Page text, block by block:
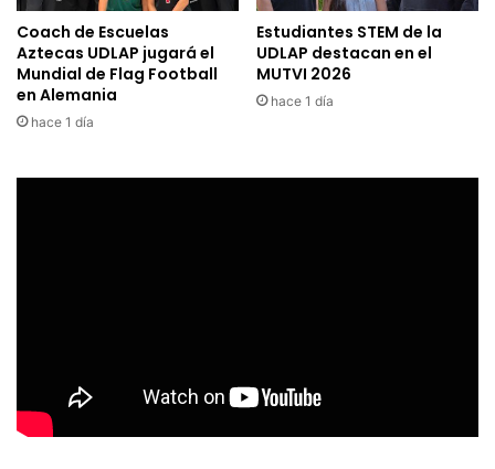
Coach de Escuelas
Aztecas UDLAP jugará el
Mundial de Flag Football
en Alemania
hace 1 día
Estudiantes STEM de la
UDLAP destacan en el
MUTVI 2026
hace 1 día